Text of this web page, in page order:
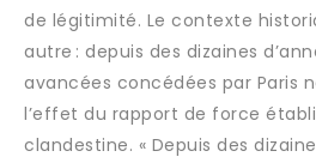
de légitimité. Le contexte
autre : depuis des dizaines
avancées concédées par Paris
l’effet du rapport de force
clandestine. « Depuis des